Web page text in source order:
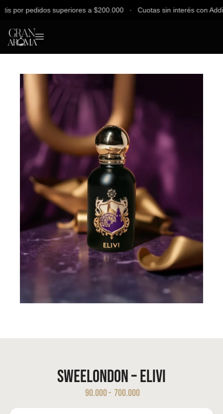
pedidos superiores a $200.000 ∙ Cuotas sin interés con Addi,
Sweelondon – ELIVI
90.000- 700.000